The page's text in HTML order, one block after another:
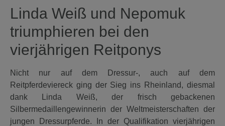
Linda Weiß und Nepomuk
triumphieren bei den
vierjährigen Reitponys
Nicht nur auf dem Dressur-, auch auf dem
Reitpferdeviereck ging der Sieg ins Rheinland, diesmal
dank Linda Weiß, der frisch gebackenen
Silbermedaillengewinnerin der Weltmeisterschaften der
jungen Dressurpferde. In der Qualifikation vierjährigen